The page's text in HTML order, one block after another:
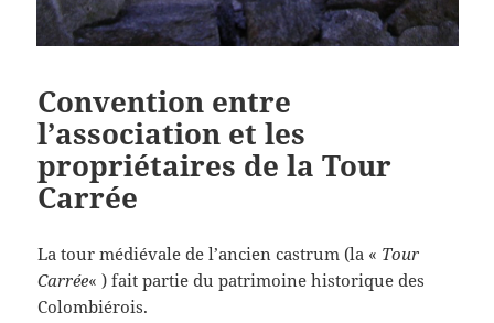
Convention entre
l’association et les
propriétaires de la Tour
Carrée
La tour médiévale de l’ancien castrum (la « Tour
Carrée« ) fait partie du patrimoine historique des
Colombiérois.